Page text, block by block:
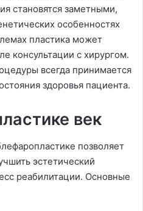
становятся заметными,
особенностях
пластика может
консультации с хирургом.
всегда принимается
здоровья пациента.
век
позволяет
эстетический
реабилитации. Основные